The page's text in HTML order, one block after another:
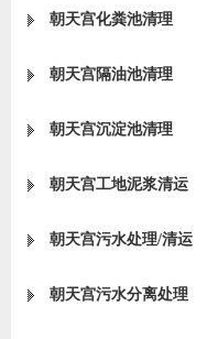
朝天宫化粪池清理
朝天宫隔油池清理
朝天宫沉淀池清理
朝天宫工地泥浆清运
朝天宫污水处理/清运
朝天宫污水分离处理